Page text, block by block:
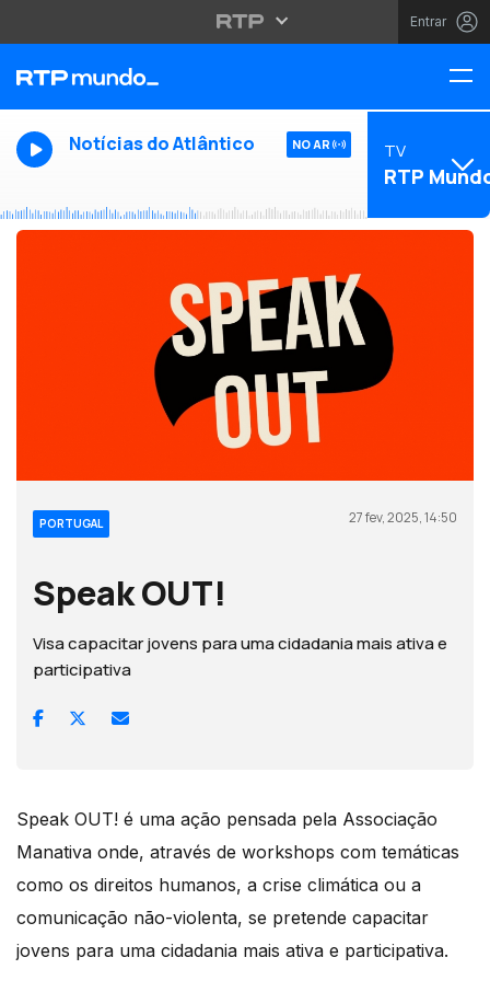
Entrar
Notícias do Atlântico NO AR TV
RTP
PORTUGAL 27 fev, 2025, 14:50
Speak OUT!
Visa capacitar jovens para uma cidadania mais ativa e
participativa
Speak OUT! é uma ação pensada pela Associação
Manativa onde, através de workshops com temáticas
como os direitos humanos, a crise climática ou a
comunicação não-violenta, se pretende capacitar
jovens para uma cidadania mais ativa e participativa.